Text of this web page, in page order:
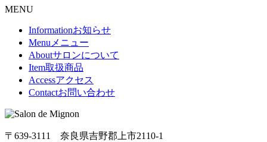
MENU
Informationお知らせ
Menu メニュー
Aboutサロンについて
Item取扱商品
Accessアクセス
Contactお問い合わせ
〒639-3111 奈良県吉野郡上市2110-1